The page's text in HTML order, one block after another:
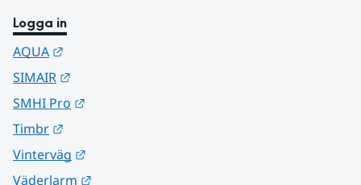
Logga in
AQUA
SIMAIR
SMHI Pro
Timbr
Vinterväg
Väderlarm